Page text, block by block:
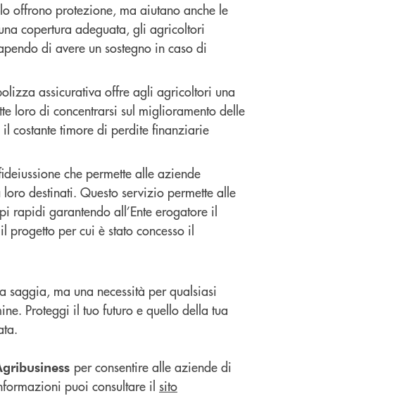
offrono protezione, ma aiutano anche le
copertura adeguata, gli agricoltori
di avere un sostegno in caso di
assicurativa offre agli agricoltori una
loro di concentrarsi sul miglioramento delle
costante timore di perdite finanziarie
che permette alle aziende
destinati. Questo servizio permette alle
rapidi garantendo all’Ente erogatore il
progetto per cui è stato concesso il
saggia, ma una necessità per qualsiasi
Proteggi il tuo futuro e quello della tua
per consentire alle aziende di
puoi consultare il sito